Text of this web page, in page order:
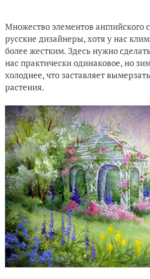
Множество элементов английского
русские дизайнеры, хотя у нас
более жестким. Здесь нужно
нас практически одинаковое, но
холоднее, что заставляет
растения.